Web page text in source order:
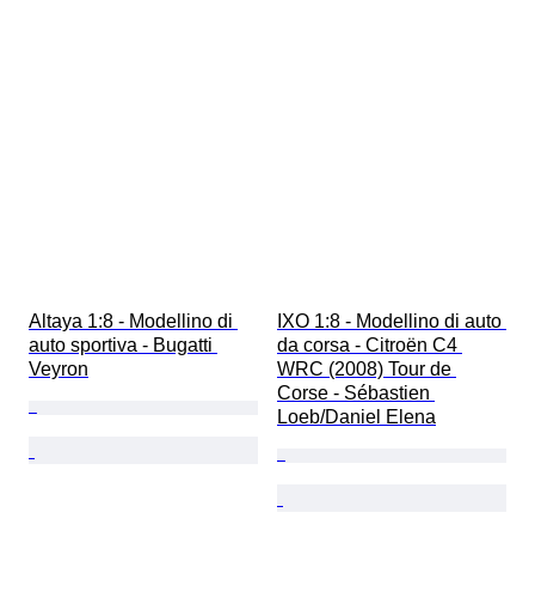
Altaya 1:8 - Modellino di
auto sportiva - Bugatti
Veyron
IXO 1:8 - Modellino di auto
da corsa - Citroën C4
WRC (2008) Tour de
Corse - Sébastien
Loeb/Daniel Elena